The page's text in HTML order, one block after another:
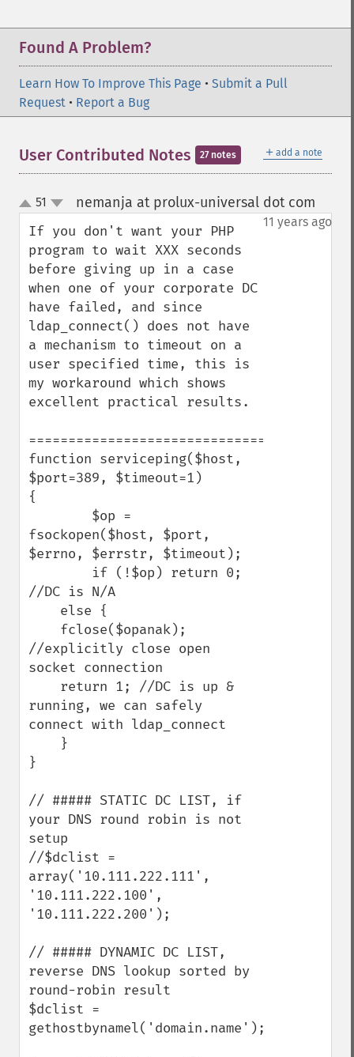
Found A Problem?
Learn How To Improve This Page • Submit a Pull
Request • Report a Bug
＋ add a note
User Contributed Notes 27 notes
up
down
51 nemanja at prolux-universal dot com
11 years ago
If you don't want your PHP
program to wait XXX seconds
before giving up in a case
when one of your corporate DC
have failed, and since
ldap_connect() does not have
a mechanism to timeout on a
user specified time, this is
my workaround which shows
excellent practical results.
function serviceping($host,
$port=389, $timeout=1)
{
fsockopen($host, $port,
$errno, $errstr, $timeout);
//DC is N/A
//explicitly close open
socket connection
running, we can safely
connect with ldap_connect
}
// ##### STATIC DC LIST, if
your DNS round robin is not
setup
//$dclist =
array('10.111.222.111',
'10.111.222.100',
'10.111.222.200');
// ##### DYNAMIC DC LIST,
reverse DNS lookup sorted by
round-robin result
$dclist =
gethostbynamel('domain.name');